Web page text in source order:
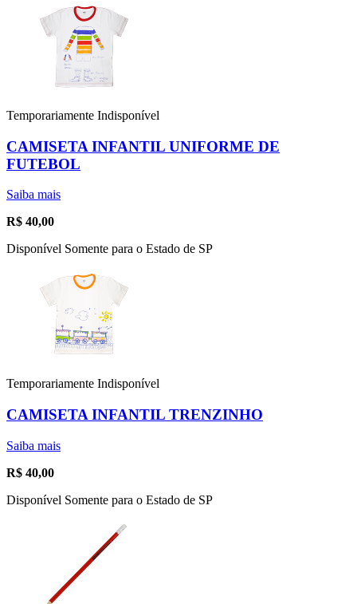
Temporariamente Indisponível
CAMISETA INFANTIL UNIFORME DE
FUTEBOL
Saiba mais
R$ 40,00
Disponível Somente para o Estado de SP
Temporariamente Indisponível
CAMISETA INFANTIL TRENZINHO
Saiba mais
R$ 40,00
Disponível Somente para o Estado de SP